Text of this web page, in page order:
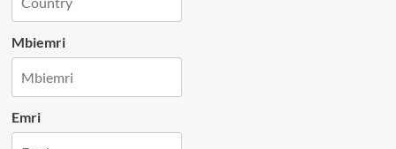
Mbiemri
Emri